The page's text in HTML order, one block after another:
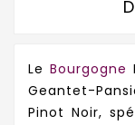
Le Bourgogne
Geantet-
Pinot Noir,